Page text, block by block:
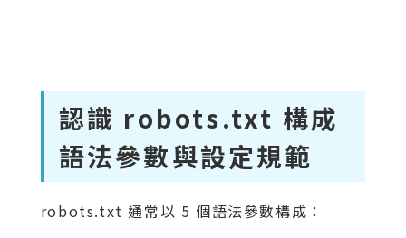
認識 robots.txt 構成
語法參數與設定規範
robots.txt 通常以 5 個語法參數構成：